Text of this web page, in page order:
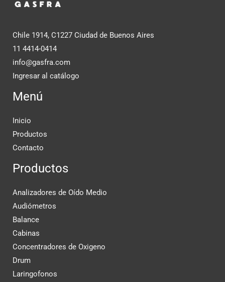
Chile 1914, C1227 Ciudad de Buenos Aires
11 4414-0414
info@gasfra.com
Ingresar al catálogo
Menú
Inicio
Productos
Contacto
Productos
Analizadores de Oído Medio
Audiómetros
Balance
Cabinas
Concentradores de Oxigeno
Drum
Laringofonos